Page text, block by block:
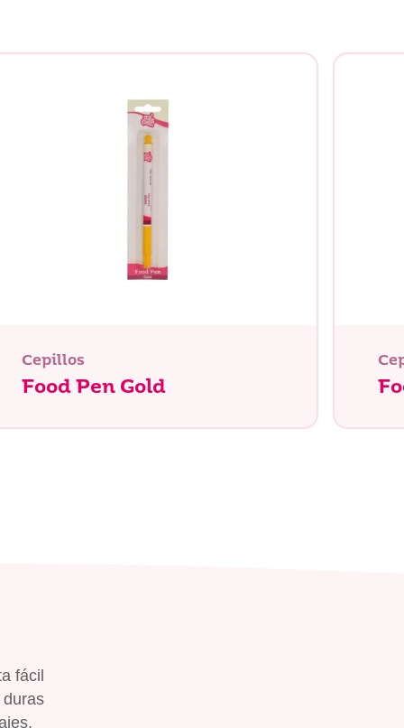
Cepillos
Food Pen Gold
fácil